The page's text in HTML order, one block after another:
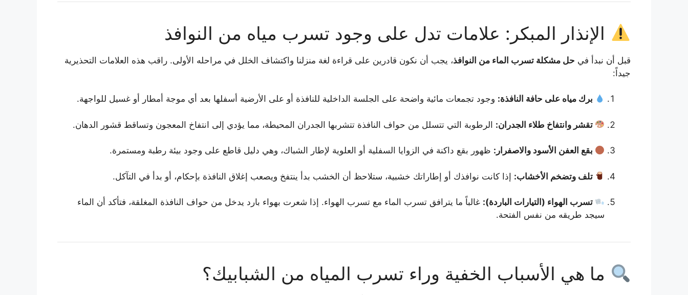
الإنذار المبكر: علامات تدل على وجود تسرب مياه من النوافذ
قبل أن نبدأ في حل مشكلة تسرب الماء من النوافذ، يجب أن نكون قادرين على قراءة لغة منزلنا واكتشاف الخلل في مراحله الأولى. راقب هذه العلامات التحذيرية
جيداً:
برك مياه على حافة النافذة: وجود تجمعات مائية واضحة على الجلسة الداخلية للنافذة أو على الأرضية أسفلها بعد أي موجة أمطار أو غسيل للواجهة.
تقشر وانتفاخ طلاء الجدران: الرطوبة التي تتسلل من حواف النافذة تتشربها الجدران المحيطة، مما يؤدي إلى انتفاخ المعجون وتساقط قشور الدهان.
بقع العفن الأسود والاصفرار: ظهور بقع داكنة في الزوايا السفلية أو العلوية لإطار الشباك، وهي دليل قاطع على وجود بيئة رطبة ومستمرة.
تلف وتضخم الأخشاب: إذا كانت نوافذك أو إطاراتك خشبية، ستلاحظ أن الخشب بدأ ينتفخ ويصعب إغلاق النافذة بإحكام، أو بدأ في التآكل.
تسرب الهواء (التيارات الباردة): غالباً ما يترافق تسرب الماء مع تسرب الهواء. إذا شعرت بهواء بارد يدخل من حواف النافذة المغلقة، فتأكد أن الماء
سيجد طريقه من نفس الفتحة.
ما هي الأسباب الخفية وراء تسرب المياه من الشبابيك؟